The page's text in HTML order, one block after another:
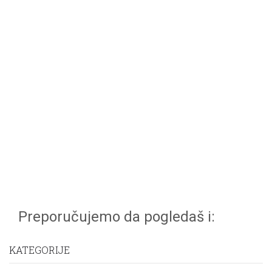
Preporučujemo da pogledaš i:
KATEGORIJE